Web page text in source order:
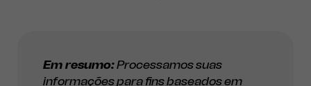
Em resumo:Processamos suas
informações para fins baseados em